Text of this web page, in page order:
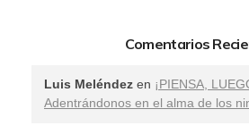
Comentarios
Luis Meléndez en ¡PIENSA,
Adentrándonos en el alma de los